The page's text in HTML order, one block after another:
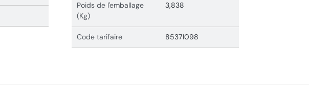
Poids de l'emballage
(Kg)
3,838
Code tarifaire 85371098